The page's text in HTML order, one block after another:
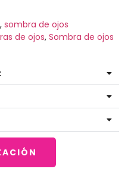
, sombra de ojos
de ojos, Sombra de ojos